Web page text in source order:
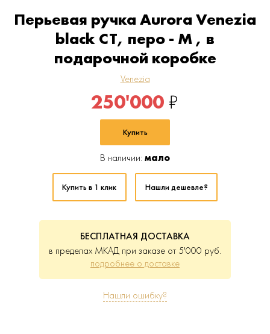
Перьевая ручка Aurora Venezia
black CT, перо - М , в
подарочной коробке
Venezia
250'000 ₽
Купить
В наличии: мало
Купить в 1 клик Нашли дешевле?
БЕСПЛАТНАЯ ДОСТАВКА
в пределах МКАД при заказе от 5'000 руб.
подробнее о доставке
Нашли ошибку?